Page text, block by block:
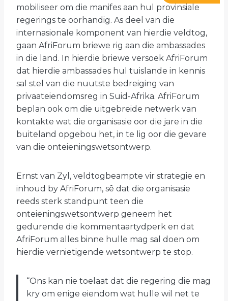
mobiliseer om die manifes aan hul provinsiale
regerings te oorhandig. As deel van die
internasionale komponent van hierdie veldtog,
gaan AfriForum briewe rig aan die ambassades
in die land. In hierdie briewe versoek AfriForum
dat hierdie ambassades hul tuislande in kennis
sal stel van die nuutste bedreiging van
privaateiendomsreg in Suid-Afrika. AfriForum
beplan ook om die uitgebreide netwerk van
kontakte wat die organisasie oor die jare in die
buiteland opgebou het, in te lig oor die gevare
van die onteieningswetsontwerp.
Ernst van Zyl, veldtogbeampte vir strategie en
inhoud by AfriForum, sê dat die organisasie
reeds sterk standpunt teen die
onteieningswetsontwerp geneem het
gedurende die kommentaartydperk en dat
AfriForum alles binne hulle mag sal doen om
hierdie vernietigende wetsontwerp te stop.
“Ons kan nie toelaat dat die regering die mag
kry om enige eiendom wat hulle wil net te